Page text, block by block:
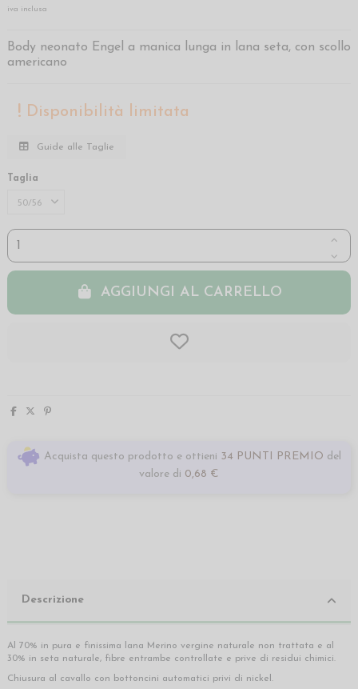
iva inclusa
Body neonato Engel a manica lunga in lana seta, con scollo
americano
Disponibilità limitata
Guide alle Taglie
Taglia
AGGIUNGI AL CARRELLO
Acquista questo prodotto e ottieni 34 PUNTI PREMIO del
valore di 0,68 €
Descrizione
Al 70% in pura e finissima lana Merino vergine naturale non trattata e al
30% in seta naturale, fibre entrambe controllate e prive di residui chimici.
Chiusura al cavallo con bottoncini automatici privi di nickel.